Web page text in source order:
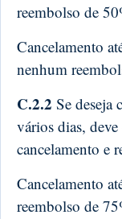
reembolso de
Cancelamento
nenhum
C.2.2 Se deseja
vários dias,
cancelamento e
Cancelamento
reembolso de